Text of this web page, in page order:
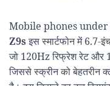
Mobile phones under
Z9sइस स्मार्टफोन में 6.7-
जो 120Hz रिफ्रेश रेट और
जिससे स्क्रीन को बेहतरीन